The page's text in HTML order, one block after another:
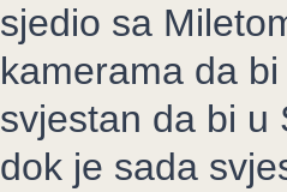
sjedio sa
kamerama da
svjestan da bi u
dok je sada